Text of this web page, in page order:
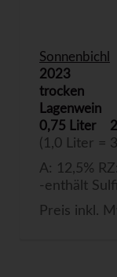
Sonnenbichl
2023
trocken
Lagenwein
0,75 Liter
(1,0 Liter =
A: 12,5%
-enthält
Preis inkl.